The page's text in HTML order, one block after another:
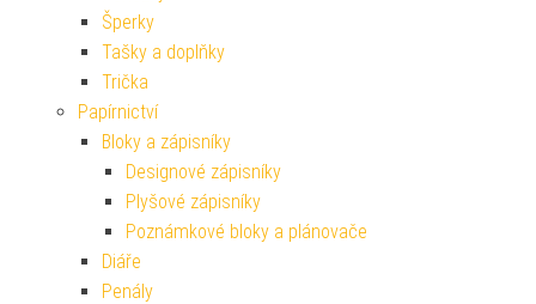
Šperky
Tašky a doplňky
Trička
Papírnictví
Bloky a zápisníky
Designové zápisníky
Plyšové zápisníky
Poznámkové bloky a plánovače
Diáře
Penály